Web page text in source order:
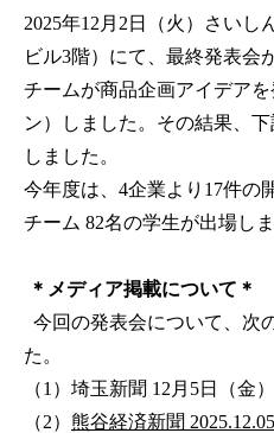
2025年12月2日（火）さい
ビル3階）にて、最終発表会
チームが商品企画アイデア
ン）しました。その結果、
しました。
今年度は、4企業より17件の
チーム 82名の学生が出場しま
＊メディア掲載について＊
今回の発表会について、次
た。
（1）埼玉新聞 12月5日（金
（2） 熊谷経済新聞 2025.12.05